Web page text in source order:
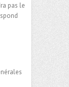
pas le